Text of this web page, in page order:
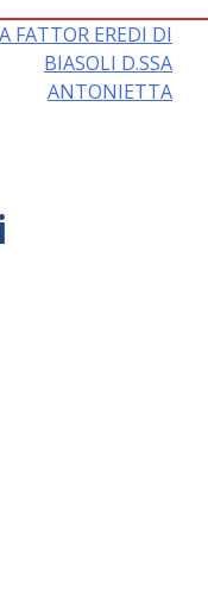
FATTOR EREDI DI
BIASOLI D.SSA
ANTONIETTA